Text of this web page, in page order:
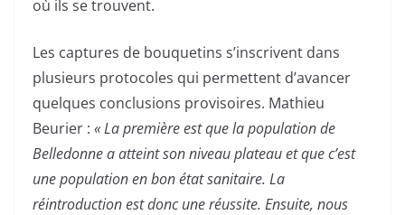
où ils se trouvent.
Les captures de bouquetins s’inscrivent dans
plusieurs protocoles qui permettent d’avancer
quelques conclusions provisoires. Mathieu
Beurier : « La première est que la population de
Belledonne a atteint son niveau plateau et que c’est
une population en bon état sanitaire. La
réintroduction est donc une réussite. Ensuite, nous